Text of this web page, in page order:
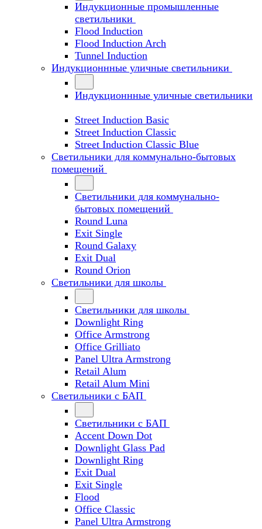
Индукционные промышленные
светильники
Flood Induction
Flood Induction Arch
Tunnel Induction
Индукционнные уличные светильники
Индукционнные уличные светильники
Street Induction Basic
Street Induction Classic
Street Induction Classic Blue
Светильники для коммунально-бытовых
помещений
Светильники для коммунально-
бытовых помещений
Round Luna
Exit Single
Round Galaxy
Exit Dual
Round Orion
Светильники для школы
Светильники для школы
Downlight Ring
Office Armstrong
Office Grilliato
Panel Ultra Armstrong
Retail Alum
Retail Alum Mini
Светильники с БАП
Светильники с БАП
Accent Down Dot
Downlight Glass Pad
Downlight Ring
Exit Dual
Exit Single
Flood
Office Classic
Panel Ultra Armstrong